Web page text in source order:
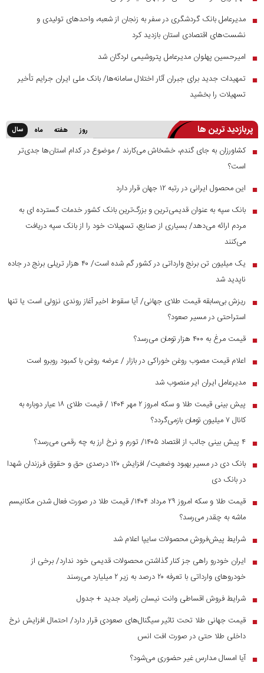
■ مدیرعامل بانک گردشگری در سفر به زنجان از شعبه، واحدهای تولیدی و
نشست‌های اقتصادی استان بازدید کرد
■ امیرحسین پهلوان مدیرعامل پتروشیمی لردگان شد
■
تمهیدات جدید برای جبران آثار اختلال سامانه‌ها/ بانک ملی ایران جرایم تأخیر
تسهیلات را بخشید
پربازدید ترین ها روز هفته ماه سال
■ کشاورزان به جای گندم، خشخاش می‌کارند / موضوع در کدام استان‌ها جدی‌تر
است؟
■ این محصول ایرانی در رتبه ۱۲ جهان قرار دارد
■ بانک سپه به عنوان قدیمی‌ترین و بزرگ‌ترین بانک کشور خدمات گسترده ای به
مردم ارائه می‌دهد/ بسیاری از صنایع، تسهیلات خود را از بانک سپه دریافت
می‌کنند
■
یک میلیون تن برنج وارداتی در کشور گم شده است/ ۴۰ هزار تریلی برنج در جاده
ناپدید شد
■
ریزش بی‌سابقه قیمت طلای جهانی/ آیا سقوط اخیر آغاز روندی نزولی است یا تنها
استراحتی در مسیر صعود؟
■ قیمت مرغ به ۴۰۰ هزار تومان می‌رسد؟
■ اعلام قیمت مصوب روغن خوراکی در بازار / عرضه روغن با کمبود روبرو است
■ مدیرعامل ایران ایر منصوب شد
■
پیش بینی قیمت طلا و سکه امروز ۲ مهر ۱۴۰۴ / قیمت طلای ۱۸ عیار دوباره به
کانال ۷ میلیون تومان بازمی‌گردد؟
■ ۴ پیش بینی جالب از اقتصاد ۱۴۰۵/ تورم و نرخ ارز به چه رقمی می‌رسد؟
■
بانک دی در مسیر بهبود وضعیت/ افزایش ۱۲۰ درصدی حق و حقوق فرزندان شهدا
در بانک دی
■
قیمت طلا و سکه امروز ۲۹ مرداد ۱۴۰۴/ قیمت طلا در صورت فعال شدن مکانیسم
ماشه به چقدر می‌رسد؟
■ شرایط پیش‌فروش محصولات سایپا اعلام شد
■
ایران خودرو راهی جز کنار گذاشتن محصولات قدیمی خود ندارد/ برخی از
خودرو‌های وارداتی با تعرفه ۲۰ درصد به زیر ۲ میلیارد می‌رسند
■ شرایط فروش اقساطی وانت نیسان زامیاد جدید + جدول
■ قیمت جهانی طلا تحت تاثیر سیگنال‌های صعودی قرار دارد/ احتمال افزایش نرخ
داخلی طلا حتی در صورت افت انس
■ آیا امسال مدارس غیر حضوری می‌شود؟